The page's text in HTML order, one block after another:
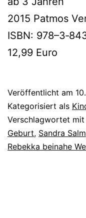
2015 Patmos
ISBN:
12,99 Euro
Veröffentlicht am
Kategorisiert als
Verschlagwortet mit
Geburt, Sandra Salm
Rebekka beinahe